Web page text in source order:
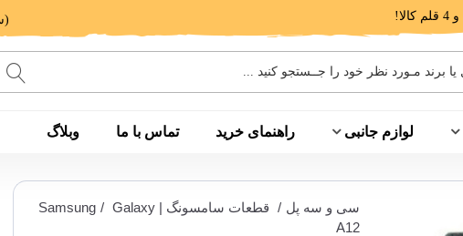
(ساعت پاسخگویی: 9 الی 14 - 17 الی 20)
لوازم جانبی راهنمای خرید تماس با ما وبلاگ
سی و سه پل / قطعات سامسونگ | Samsung / Galaxy
A12